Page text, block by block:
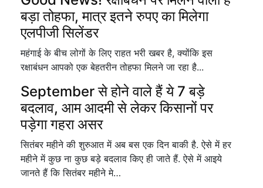
बड़ा तोहफा, मात्र इतने रुपए का मिलेगा
एलपीजी सिलेंडर
महंगाई के बीच लोगों के लिए राहत भरी खबर है, क्योंकि इस
रक्षाबंधन आपको एक बेहतरीन तोहफा मिलने जा रहा है...
September से होने वाले हैं ये 7 बड़े
बदलाव, आम आदमी से लेकर किसानों पर
पड़ेगा गहरा असर
सितंबर महीने की शुरुआत में अब बस एक दिन बाकी है. ऐसे में हर
महीने में कुछ ना कुछ बड़े बदलाव किए ही जाते हैं. ऐसे में आइये
जानते हैं कि सितंबर महीने मे…